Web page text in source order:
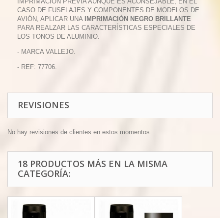
CASO DE FUSELAJES Y COMPONENTES DE MODELOS DE
AVIÓN, APLICAR UNA IMPRIMACIÓN NEGRO BRILLANTE
PARA REALZAR LAS CARACTERÍSTICAS ESPECIALES DE
LOS TONOS DE ALUMINIO.
- MARCA VALLEJO.
- REF: 77706.
REVISIONES
No hay revisiones de clientes en estos momentos.
18 PRODUCTOS MÁS EN LA MISMA
CATEGORÍA: